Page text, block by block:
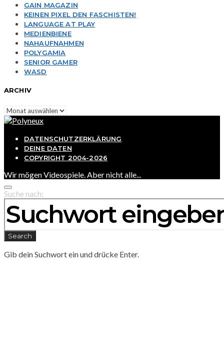
GAIN MAGAZIN
KEINEN PIXEL DEN FASCHISTEN!
LANGUAGE AT PLAY
MEDIENBIENE
NAHAUFNAHMEN
POLYGAMIA
SENIOR GAMER
WASD
ARCHIV
Archiv
DATENSCHUTZERKLÄRUNG
DEINE DATEN
COPYRIGHT 2004-2026
Wir mögen Videospiele. Aber nicht alle...
Suche nach:
Search
Gib dein Suchwort ein und drücke Enter.